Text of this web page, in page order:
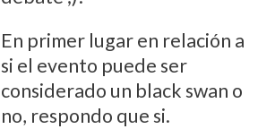
En primer lugar en relación a
si el evento puede ser
considerado un black swan o
no, respondo que si.